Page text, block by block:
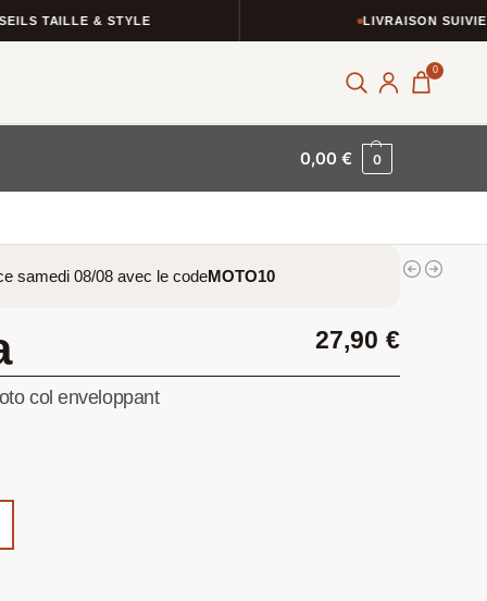
TAILLE & STYLE LIVRAISON SUIVIE
0
0,00€ 0
samedi 08/08 avec le codeMOTO10
27,90 €
col enveloppant